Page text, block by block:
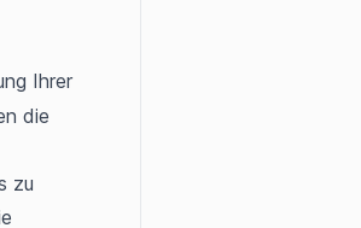
Ihrer
die
zu